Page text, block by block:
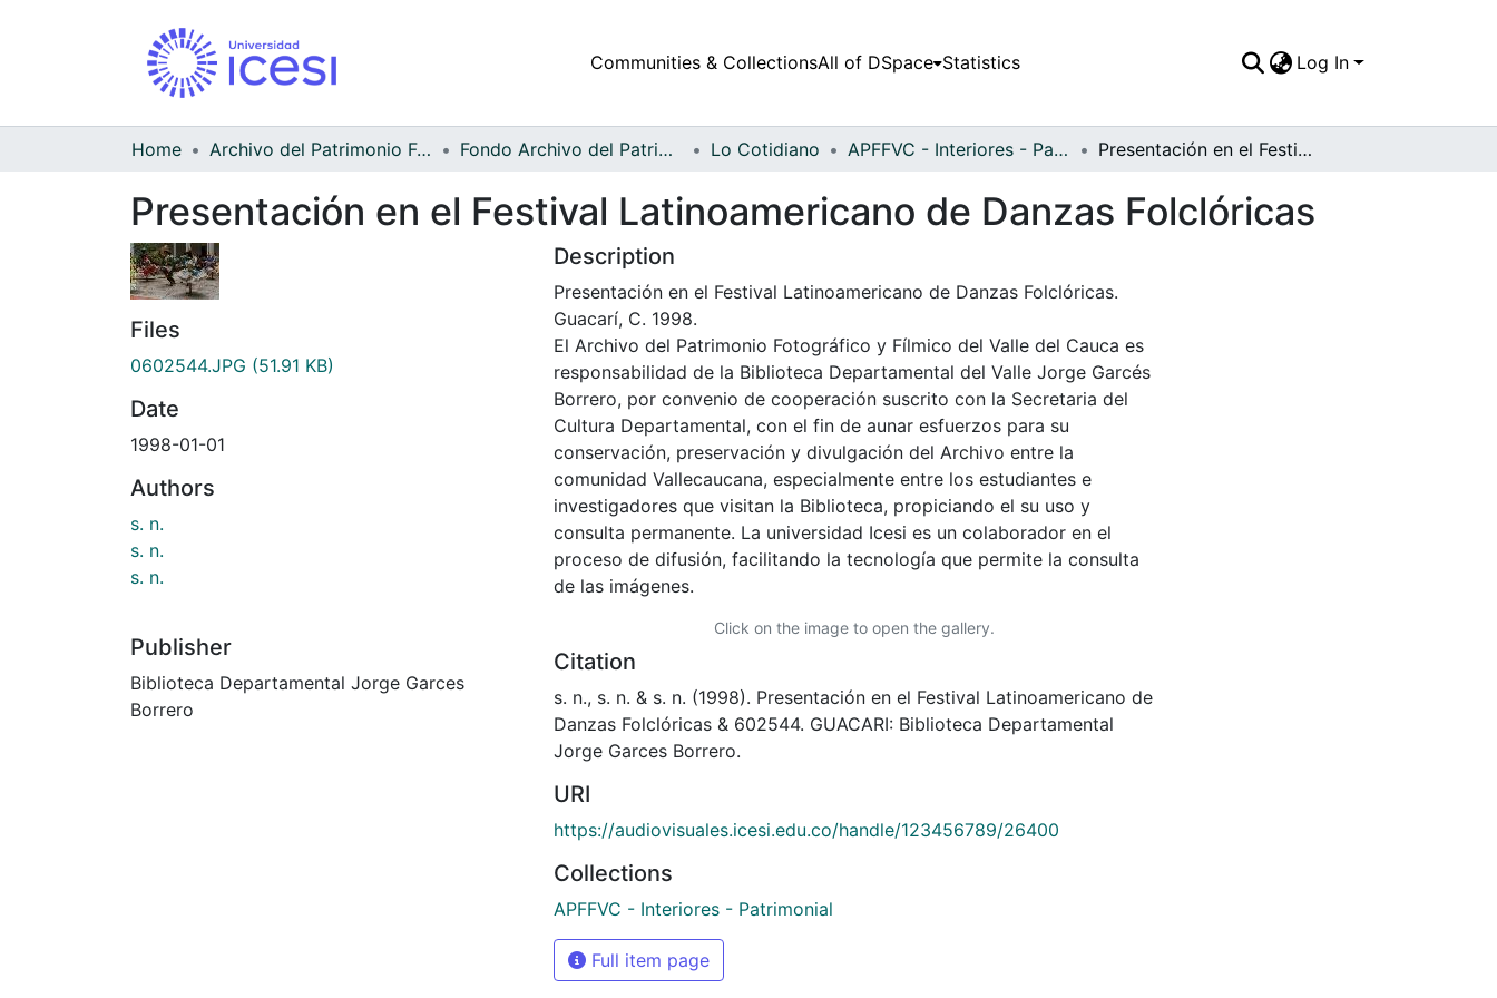
Communities & CollectionsAll of DSpace Statistics Log In
Home Archivo del Patrimonio Fotográfico y Fílmico del Valle del Cauca Fondo Archivo del Patrimonio Fotográfico y Fílmico del Valle del Cauca Lo Cotidiano APFFVC - Interiores - Patrimonial Presentación en el Festival Latinoamericano de Danzas Folclóricas
Presentación en el Festival Latinoamericano de Danzas Folclóricas
Files
0602544.JPG (51.91 KB)
Date
1998-01-01
Authors
s. n.
s. n.
s. n.
Publisher
Biblioteca Departamental Jorge Garces
Borrero
Description
Presentación en el Festival Latinoamericano de Danzas Folclóricas.
Guacarí, C. 1998.
El Archivo del Patrimonio Fotográfico y Fílmico del Valle del Cauca es
responsabilidad de la Biblioteca Departamental del Valle Jorge Garcés
Borrero, por convenio de cooperación suscrito con la Secretaria del
Cultura Departamental, con el fin de aunar esfuerzos para su
conservación, preservación y divulgación del Archivo entre la
comunidad Vallecaucana, especialmente entre los estudiantes e
investigadores que visitan la Biblioteca, propiciando el su uso y
consulta permanente. La universidad Icesi es un colaborador en el
proceso de difusión, facilitando la tecnología que permite la consulta
de las imágenes.
Click on the image to open the gallery.
Citation
s. n., s. n. & s. n. (1998). Presentación en el Festival Latinoamericano de
Danzas Folclóricas & 602544. GUACARI: Biblioteca Departamental
Jorge Garces Borrero.
URI
https://audiovisuales.icesi.edu.co/handle/123456789/26400
Collections
APFFVC - Interiores - Patrimonial
Full item page